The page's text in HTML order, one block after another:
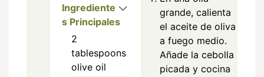
Ingrediente
s Principales
2
tablespoons
olive oil
grande, calienta
el aceite de oliva
a fuego medio.
Añade la cebolla
picada y cocina